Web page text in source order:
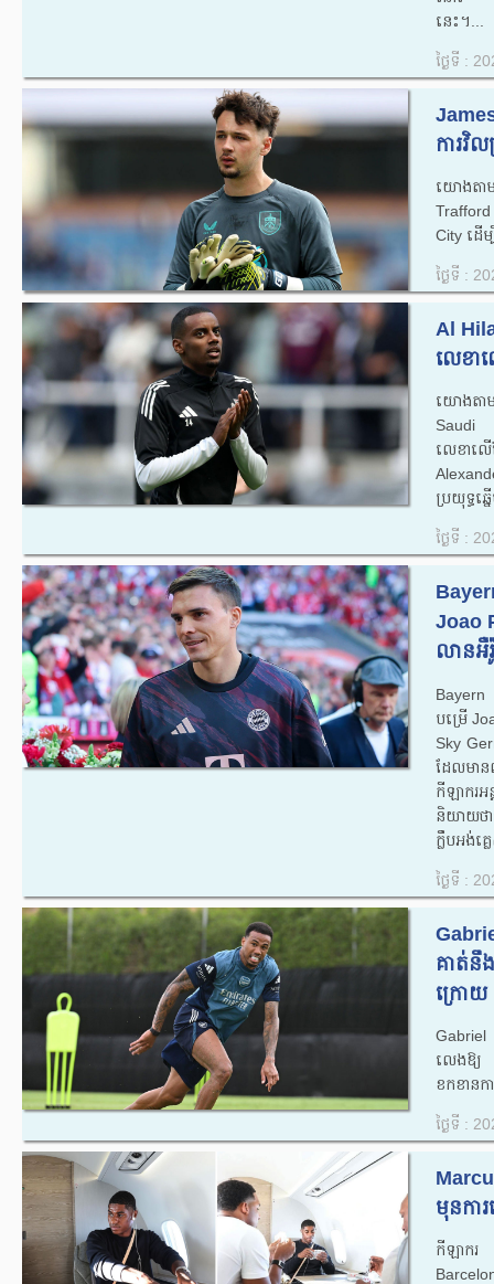
នេះ។...
ថ្ងៃទី :
ការវិ
យោងតា
City ដើ
ថ្ងៃទី :
Al
លេខា
យោងតា
Saudi
លេខាល
ប្រយុទ្ធឆ្ន
ថ្ងៃទី :
Joao
លានអឺ
Bayern
បម្រើ
Sky
ដែល​មា
កីឡាករ​អ
និយាយ​ថា​
ក្លឹប​អង់គ្
ថ្ងៃទី :
គាត់នឹ
ក្រោយ
Gabriel
លេងឱ្យ
ខកខានក
ថ្ងៃទី :
មុនការ
កីឡាករ